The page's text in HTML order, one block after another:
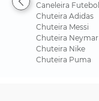
Caneleira Futebol
Chuteira Adidas
Chuteira Messi
Chuteira Neymar
Chuteira Nike
Chuteira Puma